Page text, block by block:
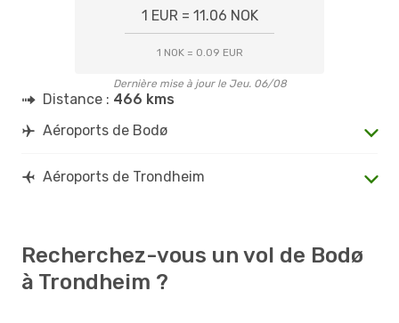
1 EUR = 11.06 NOK
1 NOK = 0.09 EUR
Dernière mise à jour le Jeu. 06/08
Distance : 466 kms
Aéroports de Bodø
Aéroports de Trondheim
Recherchez-vous un vol de Bodø
à Trondheim ?